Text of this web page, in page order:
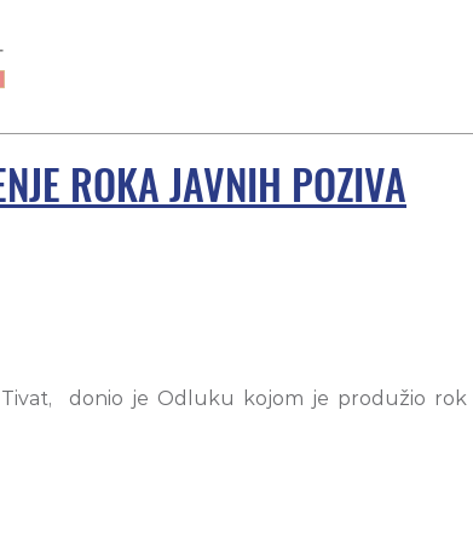
ROKA JAVNIH POZIVA
donio je Odluku kojom je produžio